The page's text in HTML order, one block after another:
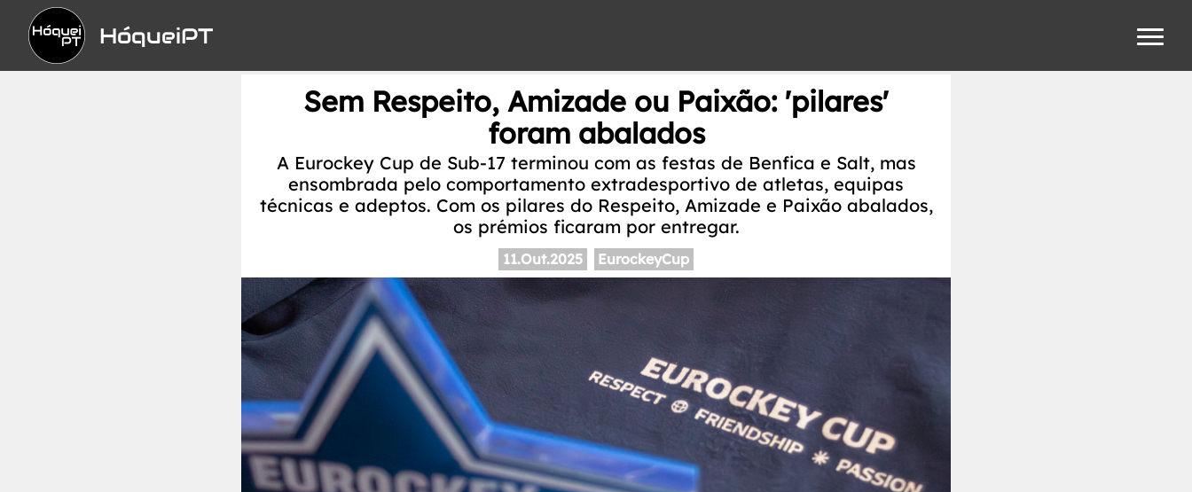
HóqueiPT
Sem Respeito, Amizade ou Paixão: 'pilares'
foram abalados
A Eurockey Cup de Sub-17 terminou com as festas de Benfica e Salt, mas
ensombrada pelo comportamento extradesportivo de atletas, equipas
técnicas e adeptos. Com os pilares do Respeito, Amizade e Paixão abalados,
os prémios ficaram por entregar.
11.Out.2025 EurockeyCup